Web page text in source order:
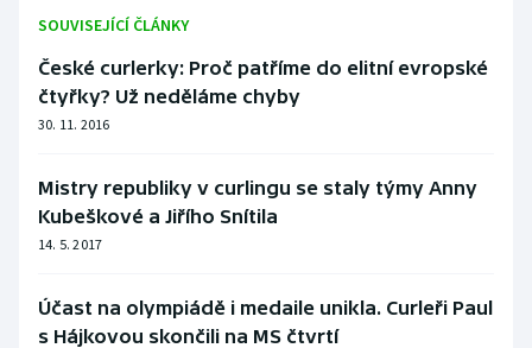
SOUVISEJÍCÍ ČLÁNKY
České curlerky: Proč patříme do elitní evropské
čtyřky? Už neděláme chyby
30. 11. 2016
Mistry republiky v curlingu se staly týmy Anny
Kubeškové a Jiřího Snítila
14. 5. 2017
Účast na olympiádě i medaile unikla. Curleři Paul
s Hájkovou skončili na MS čtvrtí